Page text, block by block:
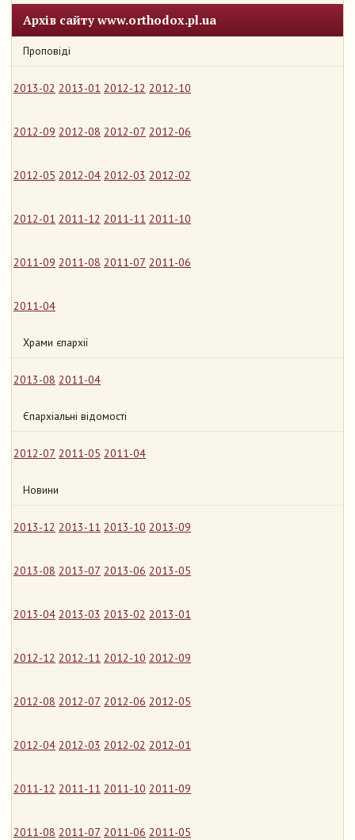
Архів сайту www.orthodox.pl.ua
Проповіді
2013-02 2013-01 2012-12 2012-10
2012-09 2012-08 2012-07 2012-06
2012-05 2012-04 2012-03 2012-02
2012-01 2011-12 2011-11 2011-10
2011-09 2011-08 2011-07 2011-06
2011-04
Храми єпархії
2013-08 2011-04
Єпархіальні відомості
2012-07 2011-05 2011-04
Новини
2013-12 2013-11 2013-10 2013-09
2013-08 2013-07 2013-06 2013-05
2013-04 2013-03 2013-02 2013-01
2012-12 2012-11 2012-10 2012-09
2012-08 2012-07 2012-06 2012-05
2012-04 2012-03 2012-02 2012-01
2011-12 2011-11 2011-10 2011-09
2011-08 2011-07 2011-06 2011-05